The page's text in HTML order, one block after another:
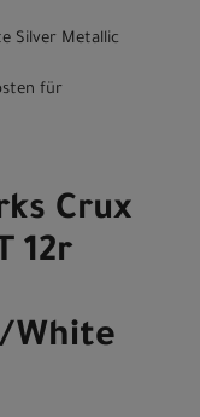
Silver Metallic
für
Crux
12r
White